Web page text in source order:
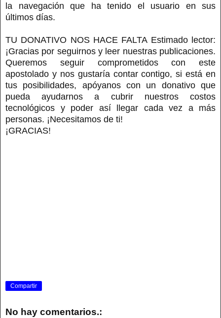
la navegación que ha tenido el usuario en sus
últimos días.
TU DONATIVO NOS HACE FALTA Estimado lector:
¡Gracias por seguirnos y leer nuestras publicaciones.
Queremos seguir comprometidos con este
apostolado y nos gustaría contar contigo, si está en
tus posibilidades, apóyanos con un donativo que
pueda ayudarnos a cubrir nuestros costos
tecnológicos y poder así llegar cada vez a más
personas. ¡Necesitamos de ti!
¡GRACIAS!
Compartir
No hay comentarios.: